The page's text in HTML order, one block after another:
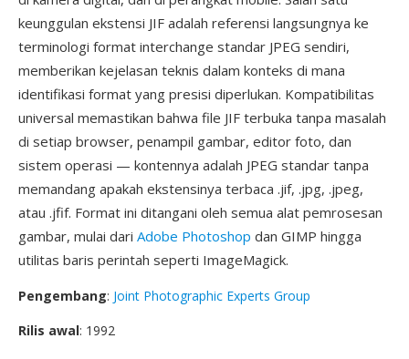
keunggulan ekstensi JIF adalah referensi langsungnya ke
terminologi format interchange standar JPEG sendiri,
memberikan kejelasan teknis dalam konteks di mana
identifikasi format yang presisi diperlukan. Kompatibilitas
universal memastikan bahwa file JIF terbuka tanpa masalah
di setiap browser, penampil gambar, editor foto, dan
sistem operasi — kontennya adalah JPEG standar tanpa
memandang apakah ekstensinya terbaca .jif, .jpg, .jpeg,
atau .jfif. Format ini ditangani oleh semua alat pemrosesan
gambar, mulai dari Adobe Photoshop dan GIMP hingga
utilitas baris perintah seperti ImageMagick.
Pengembang: Joint Photographic Experts Group
Rilis awal: 1992